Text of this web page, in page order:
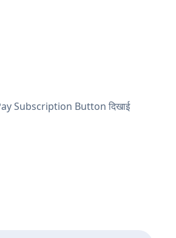
Subscription Button दिखाई